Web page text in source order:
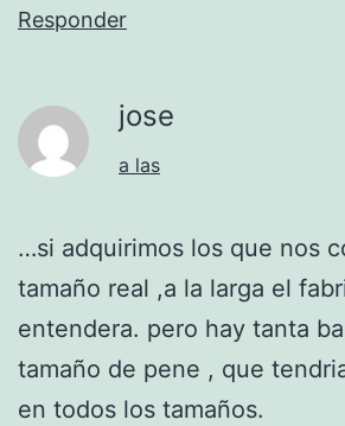
Responder
jose
a las
…si adquirimos los que nos
tamaño real ,a la larga el
entendera. pero hay tanta
tamaño de pene , que
en todos los tamaños.